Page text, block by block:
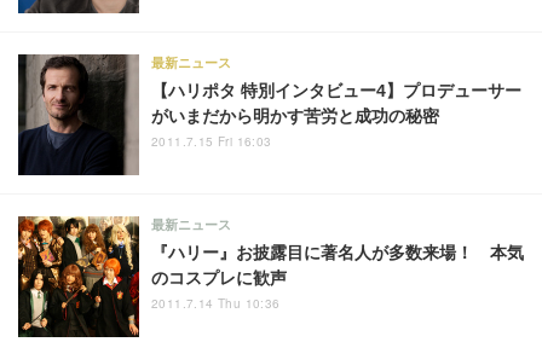
【ハリポタ 特別インタビュー4】プロデューサー
がいまだから明かす苦労と成功の秘密
最新ニュース
2011.7.15 Fri 16:03
『ハリー』お披露目に著名人が多数来場！ 本気
のコスプレに歓声
最新ニュース
2011.7.14 Thu 10:36